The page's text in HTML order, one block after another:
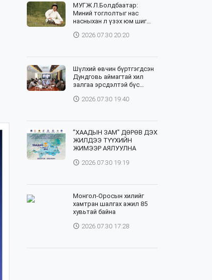
МУГЖ Л.Болдбаатар:
Миний тоглолтыг нас
насныхан л үзэх юм шиг
2026.07.30 20:20
Шүлхий өвчин бүртгэгдсэн
Дундговь аймагтай хил
залгаа эрсдэлтэй бүс
вакцинжуулалтыг зохион
2026.07.30 19:40
”ХААДЫН ЗАМ" ДӨРӨВ ДЭХ
ЖИЛДЭЭ ТҮҮХИЙН
ЖИМЭЭР АЯЛУУЛНА
2026.07.30 19:19
Монгол-Оросын хилийг
хамтран шалгах ажил 85
хувьтай байна
2026.07.30 17:28